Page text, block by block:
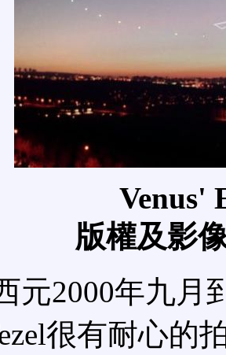
Venus'
版權及影
元2000年九月
很有耐心的